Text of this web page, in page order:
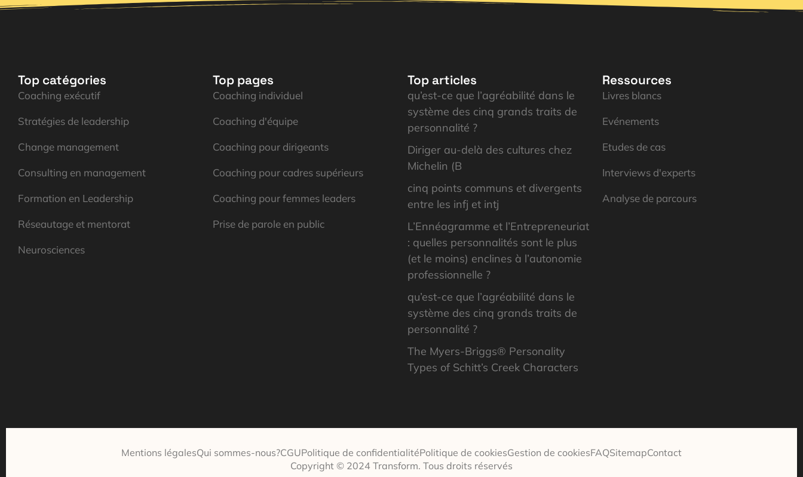
Top catégories
Coaching exécutif
Stratégies de leadership
Change management
Consulting en management
Formation en Leadership
Réseautage et mentorat
Neurosciences
Top pages
Coaching individuel
Coaching d'équipe
Coaching pour dirigeants
Coaching pour cadres supérieurs
Coaching pour femmes leaders
Prise de parole en public
Top articles
qu’est-ce que l’agréabilité dans le
système des cinq grands traits de
personnalité ?
Diriger au-delà des cultures chez
Michelin (B
cinq points communs et divergents
entre les infj et intj
L’Ennéagramme et l’Entrepreneuriat
: quelles personnalités sont le plus
(et le moins) enclines à l’autonomie
professionnelle ?
qu’est-ce que l’agréabilité dans le
système des cinq grands traits de
personnalité ?
The Myers-Briggs® Personality
Types of Schitt’s Creek Characters
Ressources
Livres blancs
Evénements
Etudes de cas
Interviews d'experts
Analyse de parcours
Mentions légalesQui sommes-nous?CGUPolitique de confidentialitéPolitique de cookiesGestion de cookiesFAQSitemapContact
Copyright © 2024 Transform. Tous droits réservés